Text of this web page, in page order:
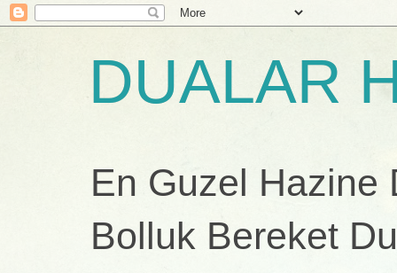
DUALAR
En Guzel Hazine
Bolluk Bereket